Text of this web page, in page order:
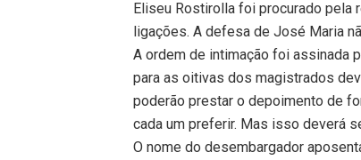
Eliseu Rostirolla foi procurado pela
ligações. A defesa de José Maria
A ordem de intimação foi assinada
para as oitivas dos magistrados
poderão prestar o depoimento de
cada um preferir. Mas isso deverá
O nome do desembargador